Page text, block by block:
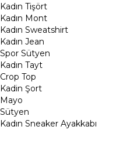
Kadın Tişört
Kadın Mont
Kadın Sweatshirt
Kadın Jean
Spor Sütyen
Kadın Tayt
Crop Top
Kadin Şort
Mayo
Sütyen
Kadın Sneaker Ayakkabı